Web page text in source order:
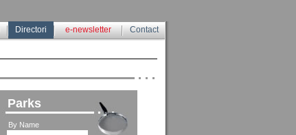
Contact
e-newsletter
Directori
Parks
By Name